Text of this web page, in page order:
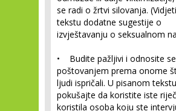
se radi o žrtvi silovanja.
tekstu dodatne sugestije o
izvještavanju o seksualnom
• Budite pažljivi i odnosite
poštovanjem prema onome
ljudi ispričali. U pisanom tekstu
pokušajte da koristite iste
koristila osoba koju ste